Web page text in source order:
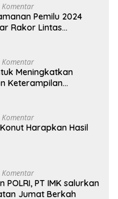
Komentar
Pemilu 2024
Rakor Lintas
Komentar
Meningkatkan
Keterampilan
Komentar
Harapkan Hasil
Komentar
POLRI, PT IMK salurkan
Jumat Berkah